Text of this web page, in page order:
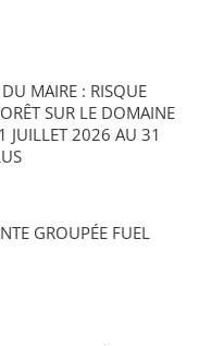
DU MAIRE : RISQUE
SUR LE DOMAINE
JUILLET 2026 AU 31
GROUPÉE FUEL